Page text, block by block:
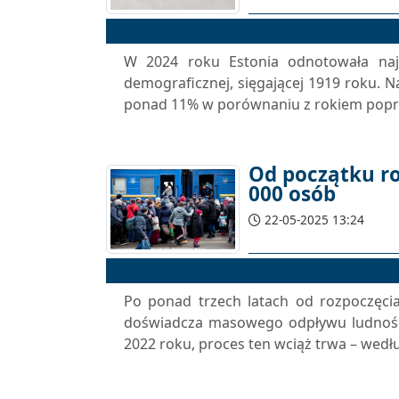
W 2024 roku Estonia odnotowała
demograficznej, sięgającej 1919 roku.
ponad 11% w porównaniu z rokiem
Od początku
000 osób
22-05-2025 13:24
Po ponad trzech latach od
doświadcza masowego odpływu
2022 roku, proces ten wciąż trwa –